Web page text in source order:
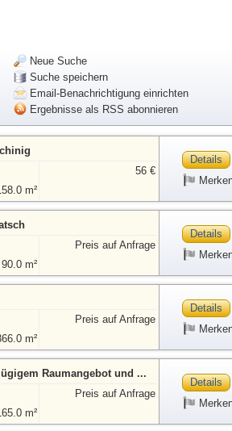
Neue Suche
Suche speichern
Email-Benachrichtigung einrichten
Ergebnisse als RSS abonnieren
56 €
m²
Details
Preis auf Anfrage
90.0 m²
Details
Preis auf Anfrage
m²
Details
Raumangebot und ...
Preis auf Anfrage
m²
Details